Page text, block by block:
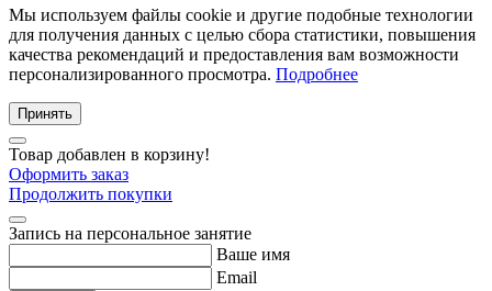
Мы используем файлы cookie и другие подобные технологии
для получения данных с целью сбора статистики, повышения
качества рекомендаций и предоставления вам возможности
персонализированного просмотра. Подробнее
Принять
Товар добавлен в корзину!
Оформить заказ
Продолжить покупки
Запись на персональное занятие
Ваше имя
Email